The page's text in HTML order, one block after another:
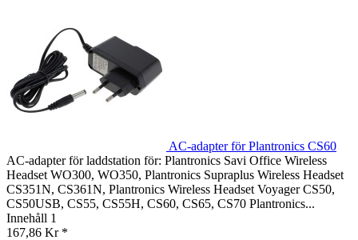
AC-adapter för Plantronics CS60
AC-adapter för laddstation för: Plantronics Savi Office Wireless
Headset WO300, WO350, Plantronics Supraplus Wireless Headset
CS351N, CS361N, Plantronics Wireless Headset Voyager CS50,
CS50USB, CS55, CS55H, CS60, CS65, CS70 Plantronics...
Innehåll 1
167,86 Kr *